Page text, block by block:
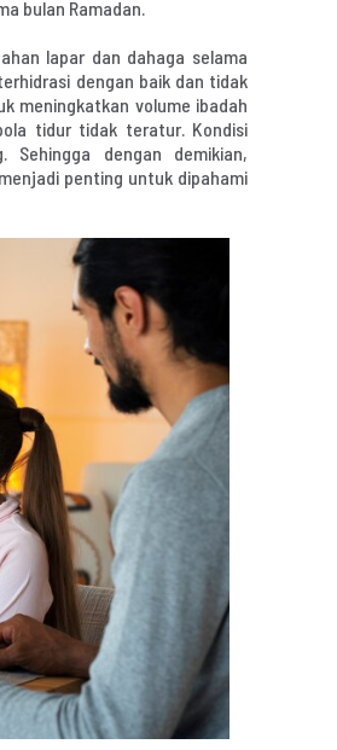
bulan Ramadan.
lapar dan dahaga selama
dengan baik dan tidak
meningkatkan volume ibadah
tidur tidak teratur. Kondisi
Sehingga dengan demikian,
penting untuk dipahami